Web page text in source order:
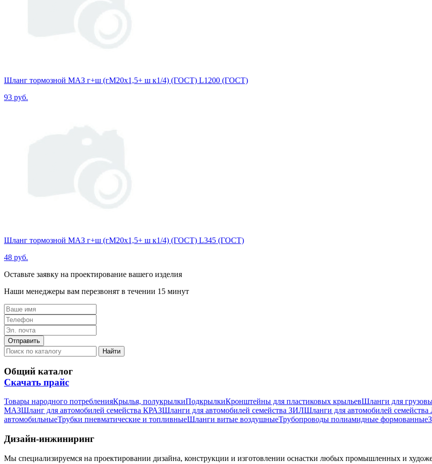
Шланг тормозной МАЗ г+ш (гМ20х1,5+ ш к1/4) (ГОСТ) L1200 (ГОСТ)
93 руб.
Шланг тормозной МАЗ г+ш (гМ20х1,5+ ш к1/4) (ГОСТ) L345 (ГОСТ)
48 руб.
Оставьте заявку на проектирование вашего изделия
Наши менеджеры вам перезвонят в течении 15 минут
Общий каталог
Скачать прайс
Товары народного потребленияКрылья, полукрылкиПодкрылкиКронштейны для пластиковых крыльевШланги для
МАЗШланг для автомобилей семейства КРАЗШланги для автомобилей семейства ЗИЛШланги для автомобилей
автомобильныеТрубки пневматические и топливныеШланги витые воздушныеТрубопроводы полиамидные формованные
Дизайн-инжиниринг
Мы специализируемся на проектировании дизайна, конструкции и изготовлении оснастки любых промышленных и